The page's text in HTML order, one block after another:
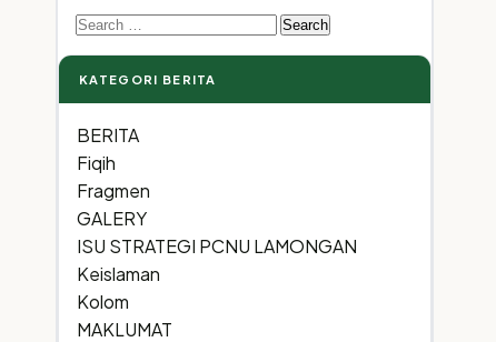
Search
for:
KATEGORI BERITA
BERITA
Fiqih
Fragmen
GALERY
ISU STRATEGI PCNU LAMONGAN
Keislaman
Kolom
MAKLUMAT